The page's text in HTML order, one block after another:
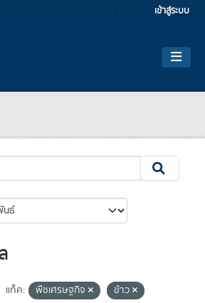
เข้าสู่ระบบ
แท็ค: พืชเศรษฐกิจ
ข้าว